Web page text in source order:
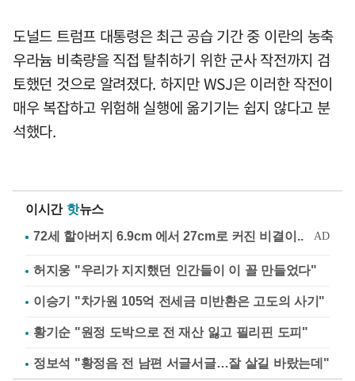
도널드 트럼프 대통령은 최근 공습 기간 중 이란의 농축
우라늄 비축량을 직접 탈취하기 위한 군사 작전까지 검
토했던 것으로 알려졌다. 하지만 WSJ은 이러한 작전이
매우 복잡하고 위험해 실행에 옮기기는 쉽지 않다고 분
석했다.
이시간 핫뉴스
허지웅 "우리가 지지했던 인간들이 이 꼴 만들었다"
이승기 "차가원 105억 전세금 미반환은 고도의 사기"
황기순 "원정 도박으로 전 재산 잃고 필리핀 도피"
정보석 "황정음 전 남편 서글서글…잘 살길 바랐는데"